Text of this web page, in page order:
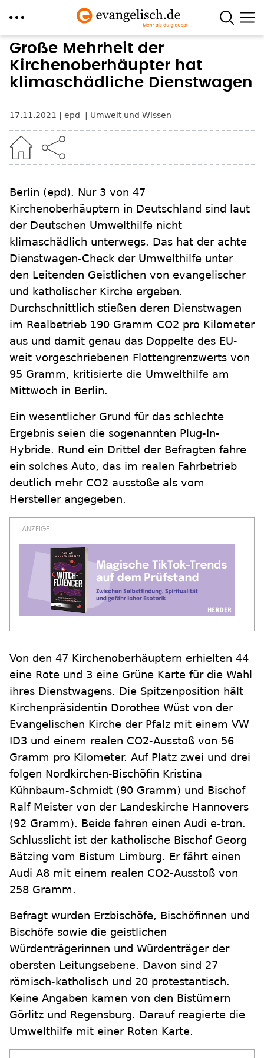
Direkt
zum
Inhalt
Große Mehrheit der
Kirchenoberhäupter hat
klimaschädliche Dienstwagen
17.11.2021 epd Umwelt und Wissen
Berlin (epd). Nur 3 von 47
Kirchenoberhäuptern in Deutschland sind laut
der Deutschen Umwelthilfe nicht
klimaschädlich unterwegs. Das hat der achte
Dienstwagen-Check der Umwelthilfe unter
den Leitenden Geistlichen von evangelischer
und katholischer Kirche ergeben.
Durchschnittlich stießen deren Dienstwagen
im Realbetrieb 190 Gramm CO2 pro Kilometer
aus und damit genau das Doppelte des EU-
weit vorgeschriebenen Flottengrenzwerts von
95 Gramm, kritisierte die Umwelthilfe am
Mittwoch in Berlin.
Ein wesentlicher Grund für das schlechte
Ergebnis seien die sogenannten Plug-In-
Hybride. Rund ein Drittel der Befragten fahre
ein solches Auto, das im realen Fahrbetrieb
deutlich mehr CO2 ausstoße als vom
Hersteller angegeben.
Von den 47 Kirchenoberhäuptern erhielten 44
eine Rote und 3 eine Grüne Karte für die Wahl
ihres Dienstwagens. Die Spitzenposition hält
Kirchenpräsidentin Dorothee Wüst von der
Evangelischen Kirche der Pfalz mit einem VW
ID3 und einem realen CO2-Ausstoß von 56
Gramm pro Kilometer. Auf Platz zwei und drei
folgen Nordkirchen-Bischöfin Kristina
Kühnbaum-Schmidt (90 Gramm) und Bischof
Ralf Meister von der Landeskirche Hannovers
(92 Gramm). Beide fahren einen Audi e-tron.
Schlusslicht ist der katholische Bischof Georg
Bätzing vom Bistum Limburg. Er fährt einen
Audi A8 mit einem realen CO2-Ausstoß von
258 Gramm.
Befragt wurden Erzbischöfe, Bischöfinnen und
Bischöfe sowie die geistlichen
Würdenträgerinnen und Würdenträger der
obersten Leitungsebene. Davon sind 27
römisch-katholisch und 20 protestantisch.
Keine Angaben kamen von den Bistümern
Görlitz und Regensburg. Darauf reagierte die
Umwelthilfe mit einer Roten Karte.